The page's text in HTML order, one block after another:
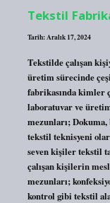
Tekstil
Tarih: Aralık 17, 2024
Tekstilde çalışan
üretim sürecinde
fabrikasında kimler
laboratuvar ve
mezunları;
tekstil teknisyeni
seven kişiler tekstil
çalışan kişilerin
mezunları;
kontrol gibi tekstil